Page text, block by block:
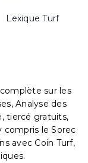
Lexique Turf
sur les
Analyse des
tiercé gratuits,
compris le Sorec
avec Coin Turf,